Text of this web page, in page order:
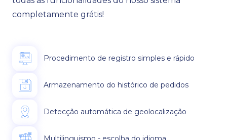
completamente grátis!
Procedimento de registro simples e rápido
Armazenamento do histórico de pedidos
Detecção automática de geolocalização